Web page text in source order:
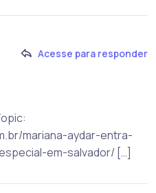
Acesse para responder
mariana-aydar-entra-
em-salvador/ […]